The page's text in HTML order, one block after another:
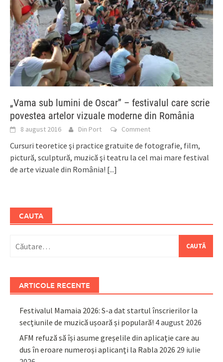
„Vama sub lumini de Oscar” – festivalul care scrie
povestea artelor vizuale moderne din România
8 august 2016 Din Port Comment
Cursuri teoretice şi practice gratuite de fotografie, film,
pictură, sculptură, muzică şi teatru la cel mai mare festival
de arte vizuale din România! [...]
CAUTA
după:
ARTICOLE RECENTE
Festivalul Mamaia 2026: S-a dat startul înscrierilor la
secțiunile de muzică ușoară și populară! 4 august 2026
AFM refuză să își asume greșelile din aplicație care au
dus în eroare numeroși aplicanți la Rabla 2026 29 iulie